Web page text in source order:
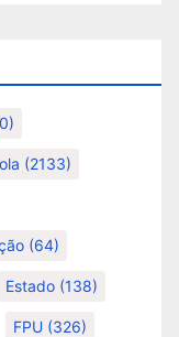
(2133)
(64)
Estado (138)
FPU (326)